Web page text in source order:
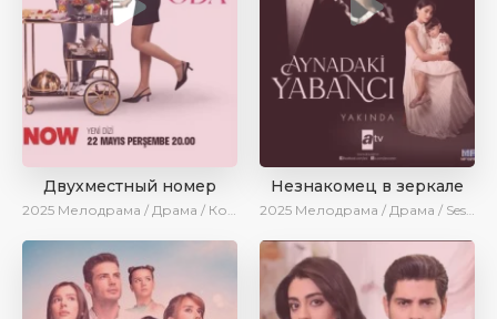
Двухместный номер
2025 Мелодрама / Драма / Комедия / Новинки / Сериалы 2025
Незнакомец в зеркале
2025 Мелодрама / Драма / SesDizi / AlisaDirilis / Новинки / Сериалы 2025